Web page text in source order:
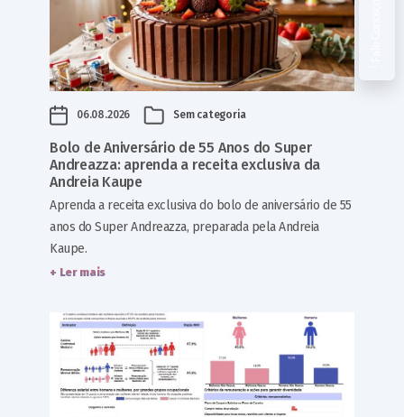
06.08.2026 Sem categoria
Bolo de Aniversário de 55 Anos do Super
Andreazza: aprenda a receita exclusiva da
Andreia Kaupe
Aprenda a receita exclusiva do bolo de aniversário de 55
anos do Super Andreazza, preparada pela Andreia
Kaupe.
+ Ler mais